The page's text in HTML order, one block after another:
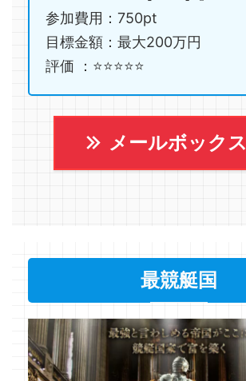
参加費用：750pt
目標金額：最大200万円
評価 ：⭐️⭐️⭐️⭐️⭐️
メールボックス
最競艇国